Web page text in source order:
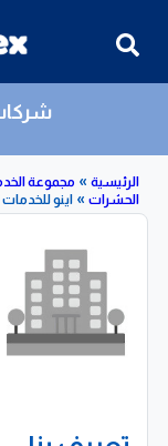
»
مجموعة الخدمات
»